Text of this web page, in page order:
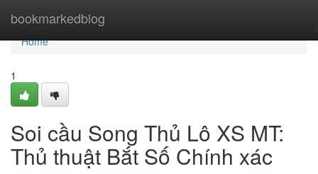
bookmarkedblog
Home
Home
1
Soi cầu Song Thủ Lô XS MT:
Thủ thuật Bắt Số Chính xác